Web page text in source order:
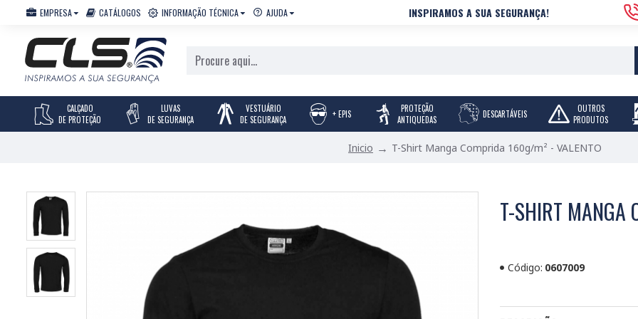
EMPRESA CATÁLOGOS INFORMAÇÃO TÉCNICA AJUDA INSPIRAMOS A SUA SEGURANÇA!
CALÇADO
DE PROTEÇÃO
LUVAS
DE SEGURANÇA
VESTUÁRIO
DE SEGURANÇA
+ EPIS
PROTEÇÃO
ANTIQUEDAS
DESCARTÁVEIS
OUTROS
PRODUTOS
Inicio T-Shirt Manga Comprida 160g/m² - VALENTO
T-SHIRT MANGA
Código: 0607009